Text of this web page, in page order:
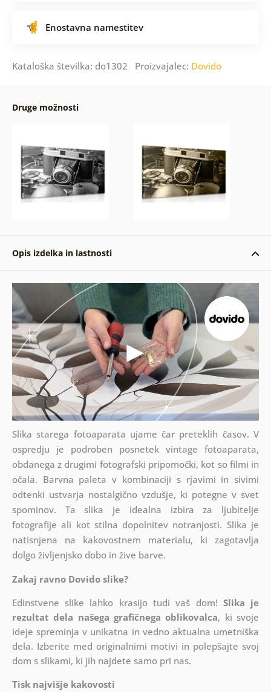
Enostavna namestitev
Kataloška številka: do1302 Proizvajalec: Dovido
Druge možnosti
Opis izdelka in lastnosti
Slika starega fotoaparata ujame čar preteklih časov. V
ospredju je podroben posnetek vintage fotoaparata,
obdanega z drugimi fotografski pripomočki, kot so filmi in
očala. Barvna paleta v kombinaciji s rjavimi in sivimi
odtenki ustvarja nostalgično vzdušje, ki potegne v svet
spominov. Ta slika je idealna izbira za ljubitelje
fotografije ali kot stilna dopolnitev notranjosti. Slika je
natisnjena na kakovostnem materialu, ki zagotavlja
dolgo življenjsko dobo in žive barve.
Zakaj ravno Dovido slike?
Edinstvene slike lahko krasijo tudi vaš dom! Slika je
rezultat dela našega grafičnega oblikovalca, ki svoje
ideje spreminja v unikatna in vedno aktualna umetniška
dela. Izberite med originalnimi motivi in polepšajte svoj
dom s slikami, ki jih najdete samo pri nas.
Tisk najvišje kakovosti